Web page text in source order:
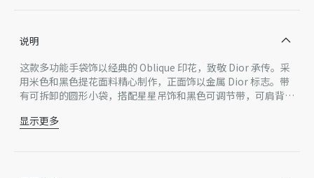
说明
这款多功能手袋饰以经典的 Oblique 印花，致敬 Dior 承传。采
用米色和黑色提花面料精心制作，正面饰以金属 Dior 标志。带
有可拆卸的圆形小袋，搭配星星吊饰和黑色可调节带，可肩背或
配饰。
正面饰以银色饰面黄铜 Dior 标志
可拆卸圆形小袋
显示更多